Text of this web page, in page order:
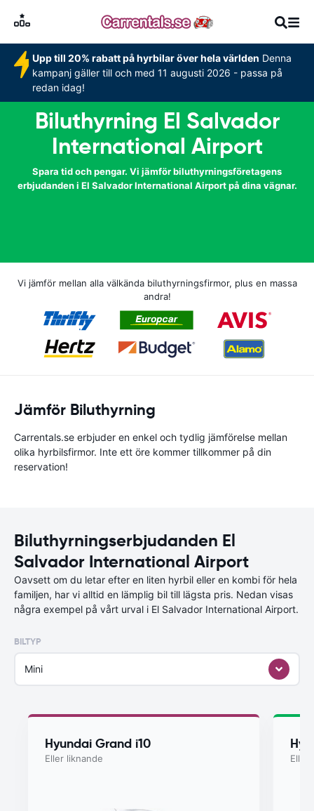
Upp till 20% rabatt på hyrbilar över hela världen Denna
kampanj gäller till och med 11 augusti 2026 - passa på
redan idag!
Biluthyrning El Salvador
International Airport
Spara tid och pengar. Vi jämför biluthyrningsföretagens
erbjudanden i El Salvador International Airport på dina vägnar.
Vi jämför mellan alla välkända biluthyrningsfirmor, plus en massa
andra!
Jämför Biluthyrning
Carrentals.se erbjuder en enkel och tydlig jämförelse mellan
olika hyrbilsfirmor. Inte ett öre kommer tillkommer på din
reservation!
Biluthyrningserbjudanden El
Salvador International Airport
Oavsett om du letar efter en liten hyrbil eller en kombi för hela
familjen, har vi alltid en lämplig bil till lägsta pris. Nedan visas
några exempel på vårt urval i El Salvador International Airport.
BILTYP
Mini
Hyundai Grand i10
Eller liknande Eller